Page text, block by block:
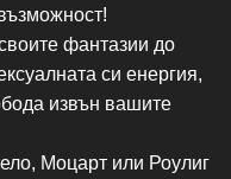
фантазии до
си енергия,
извън вашите
Моцарт или Роулиг